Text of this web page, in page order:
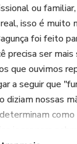
ou
isso é muito
foi feito
precisa ser
que ouvimos
a seguir que
diziam nossas
como